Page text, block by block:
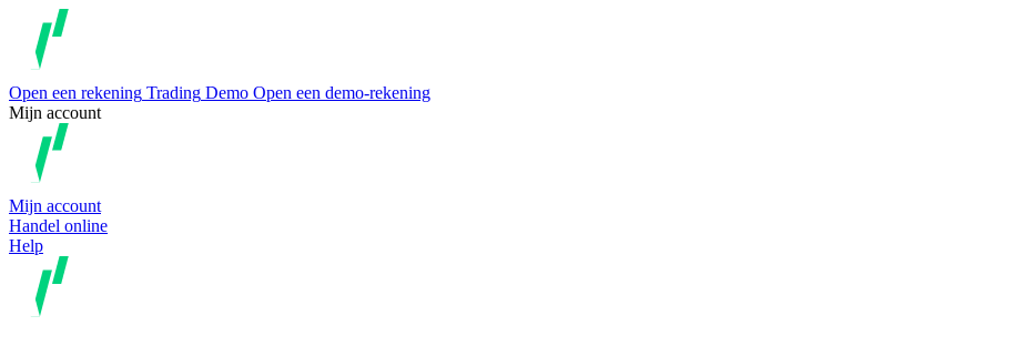
Open een rekening Trading Demo Open een demo-rekening
Mijn account
Mijn account
Handel online
Help